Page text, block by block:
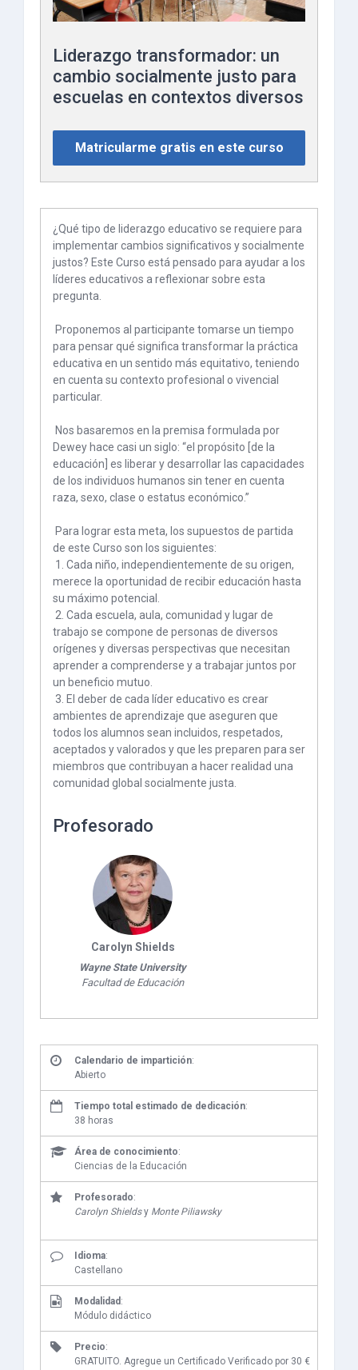
Liderazgo transformador: un
cambio socialmente justo para
escuelas en contextos diversos
Matricularme gratis en este curso
¿Qué tipo de liderazgo educativo se requiere para
implementar cambios significativos y socialmente
justos? Este Curso está pensado para ayudar a los
líderes educativos a reflexionar sobre esta
pregunta.
Proponemos al participante tomarse un tiempo
para pensar qué significa transformar la práctica
educativa en un sentido más equitativo, teniendo
en cuenta su contexto profesional o vivencial
particular.
Nos basaremos en la premisa formulada por
Dewey hace casi un siglo: “el propósito [de la
educación] es liberar y desarrollar las capacidades
de los individuos humanos sin tener en cuenta
raza, sexo, clase o estatus económico.”
Para lograr esta meta, los supuestos de partida
de este Curso son los siguientes:
1. Cada niño, independientemente de su origen,
merece la oportunidad de recibir educación hasta
su máximo potencial.
2. Cada escuela, aula, comunidad y lugar de
trabajo se compone de personas de diversos
orígenes y diversas perspectivas que necesitan
aprender a comprenderse y a trabajar juntos por
un beneficio mutuo.
3. El deber de cada líder educativo es crear
ambientes de aprendizaje que aseguren que
todos los alumnos sean incluidos, respetados,
aceptados y valorados y que les preparen para ser
miembros que contribuyan a hacer realidad una
comunidad global socialmente justa.
Profesorado
Carolyn Shields
Wayne State University
Facultad de Educación
Calendario de impartición:
Abierto
Tiempo total estimado de dedicación:
38 horas
Área de conocimiento:
Ciencias de la Educación
Profesorado:
Carolyn Shieldsy Monte Piliawsky
Idioma:
Castellano
Modalidad :
Módulo didáctico
Precio:
GRATUITO. Agregue un Certificado Verificado por 30 €